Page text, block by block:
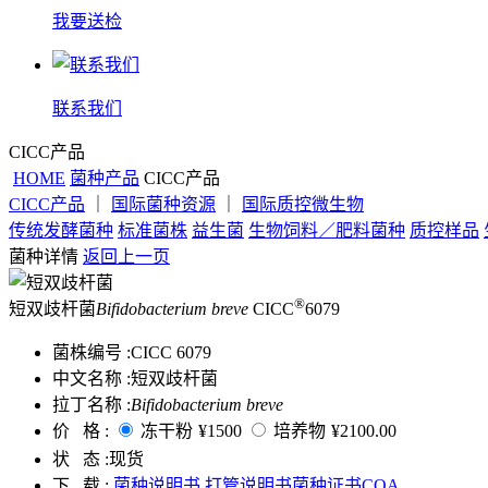
我要送检
联系我们
CICC产品
HOME 菌种产品 CICC产品
CICC产品
国际菌种资源
国际质控微生物
传统发酵菌种 标准菌株 益生菌 生物饲料／肥料菌种 质控样品
菌种详情 返回上一页
短双歧杆菌Bifidobacterium breve CICC®6079
菌株编号 :CICC 6079
中文名称 :短双歧杆菌
拉丁名称 :Bifidobacterium breve
价 格 :
冻干粉 ¥1500 培养物 ¥2100.00
状 态 :现货